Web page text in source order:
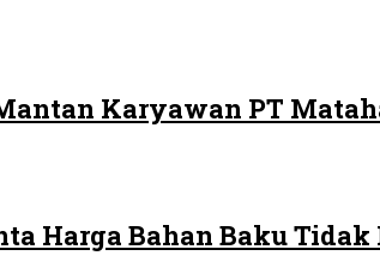
Karyawan PT
Harga Bahan Baku Tidak